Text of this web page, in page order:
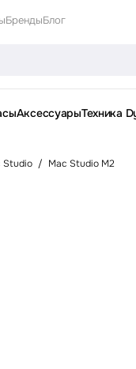
БрендыБлог
АксессуарыТехника
Studio / Mac Studio M2